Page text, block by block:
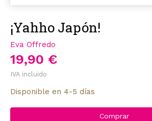
¡Yahho Japón!
Eva Offredo
19,90 €
IVA incluido
Disponible en 4-5 días
Comprar